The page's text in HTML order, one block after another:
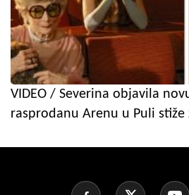
VIDEO / Severina objavila
rasprodanu Arenu u Puli stiže